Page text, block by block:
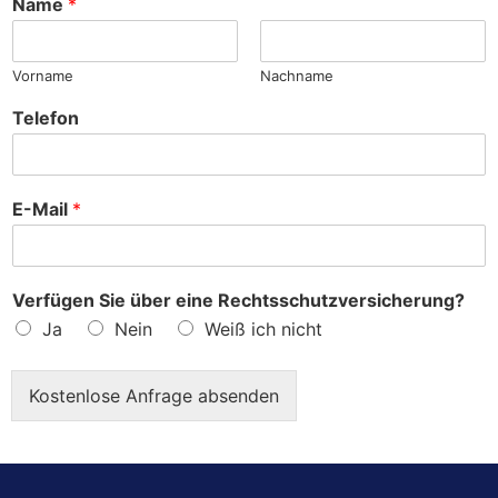
e
Name *
Vorname Nachname
Telefon
E-Mail *
Verfügen Sie über eine Rechtsschutzversicherung?
Ja
Nein Weiß ich nicht
Kostenlose Anfrage absenden